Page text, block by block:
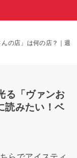
の店」は何の店？｜週
る「ヴァンお
読みたい！ベ